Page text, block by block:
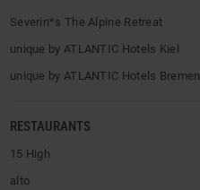
Severin*s The Alpine Retreat
unique by ATLANTIC Hotels Kiel
unique by ATLANTIC Hotels Bremen
RESTAURANTS
15 High
alto